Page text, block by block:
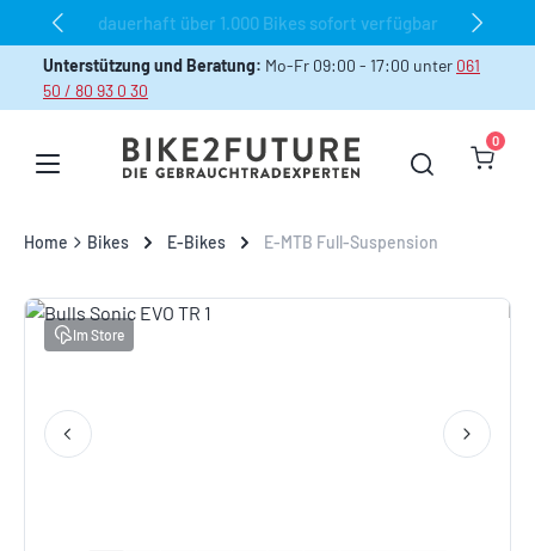
Zum Hauptinhalt springen
dauerhaft über 1.000 Bikes sofort verfügbar
Unterstützung und Beratung: Mo-Fr 09:00 - 17:00 unter 061
50 / 80 93 0 30
0
Home Bikes E-Bikes E-MTB Full-Suspension
Bildergalerie überspringen
Im Store